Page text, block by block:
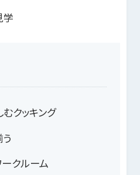
学
クッキング
クルーム